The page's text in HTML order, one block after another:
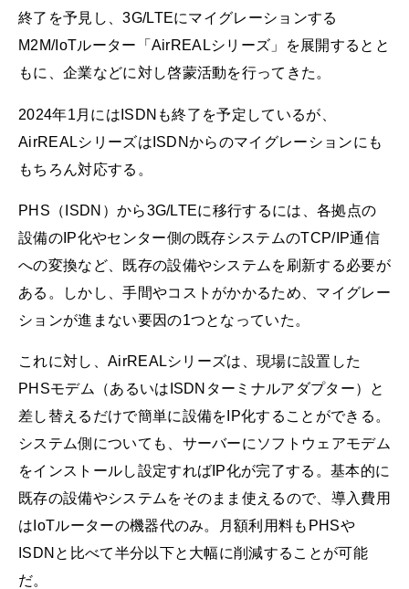
終了を予見し、3G/LTEにマイグレーションする
M2M/IoTルーター「AirREALシリーズ」を展開するとと
もに、企業などに対し啓蒙活動を行ってきた。
2024年1月にはISDNも終了を予定しているが、
AirREALシリーズはISDNからのマイグレーションにも
もちろん対応する。
PHS（ISDN）から3G/LTEに移行するには、各拠点の
設備のIP化やセンター側の既存システムのTCP/IP通信
への変換など、既存の設備やシステムを刷新する必要が
ある。しかし、手間やコストがかかるため、マイグレー
ションが進まない要因の1つとなっていた。
これに対し、AirREALシリーズは、現場に設置した
PHSモデム（あるいはISDNターミナルアダプター）と
差し替えるだけで簡単に設備をIP化することができる。
システム側についても、サーバーにソフトウェアモデム
をインストールし設定すればIP化が完了する。基本的に
既存の設備やシステムをそのまま使えるので、導入費用
はIoTルーターの機器代のみ。月額利用料もPHSや
ISDNと比べて半分以下と大幅に削減することが可能
だ。